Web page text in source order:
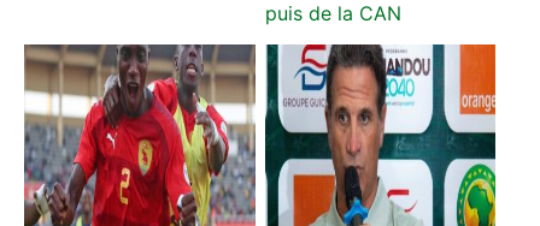
puis de la CAN